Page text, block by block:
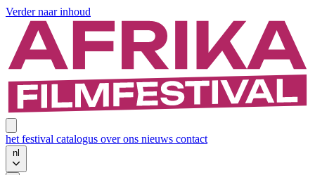
Verder naar inhoud
het festival catalogus over ons nieuws contact
nl